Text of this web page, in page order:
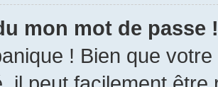
mon mot de passe !
! Bien que